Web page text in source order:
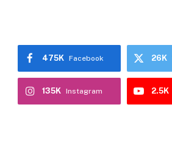
Facebook
475K 26K
Instagram
135K 2.5K